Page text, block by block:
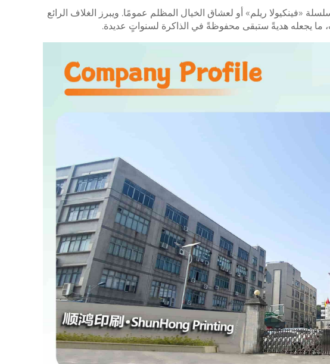
«فينكيولا ريلم» أو لعشاق الخيال المظلم عمومًا. ويبرز الغلاف الرائع
ما يجعله هديةً ستبقى محفوظةً في الذاكرة لسنواتٍ عديدة.